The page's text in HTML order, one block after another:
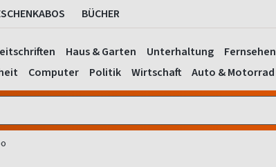
BÜCHER
Haus & Garten Unterhaltung Fernsehen
Computer Politik Wirtschaft Auto & Motorrad